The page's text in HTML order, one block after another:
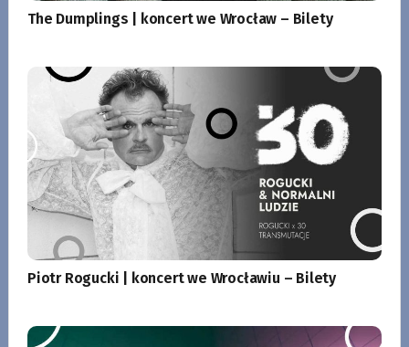
The Dumplings | koncert we Wrocław – Bilety
Piotr Rogucki | koncert we Wrocławiu – Bilety